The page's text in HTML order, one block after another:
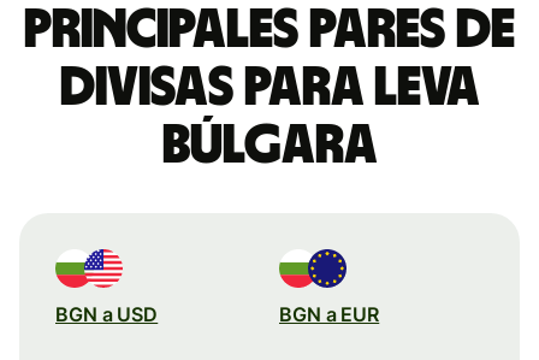
Principales pares de
divisas para leva
búlgara
BGN a USD BGN a EUR